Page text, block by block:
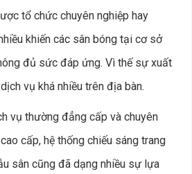
tổ chức chuyên nghiệp hay
khiến các sân bóng tại cơ sở
đủ sức đáp ứng. Vì thế sự xuất
vụ khá nhiều trên địa bàn.
vụ thường đẳng cấp và chuyên
cấp, hệ thống chiếu sáng trang
sân cũng đã dạng nhiều sự lựa